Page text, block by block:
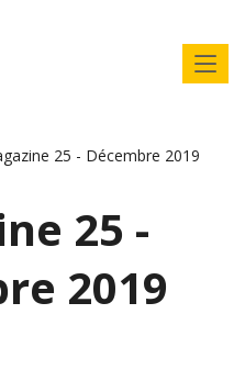
25 - Décembre 2019
25 -
2019